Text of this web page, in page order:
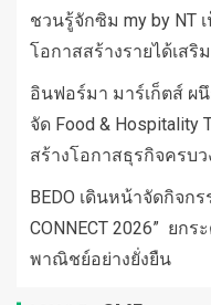
ชวนรู้จักซิม my by NT
โอกาสสร้างรายได้เสริ
อินฟอร์มา มาร์เก็ตส์ ผ
จัด Food & Hospitality
สร้างโอกาสธุรกิจครบว
BEDO เดินหน้าจัดกิจกร
CONNECT 2026” ย
พาณิชย์อย่างยั่งยืน